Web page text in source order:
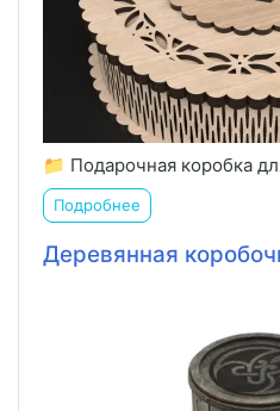
📁 Подарочная коробка
Подробнее
Деревянная